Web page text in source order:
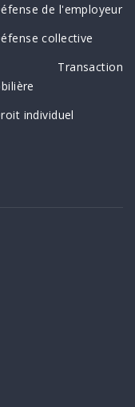
de l'employeur
collective
Transaction
individuel